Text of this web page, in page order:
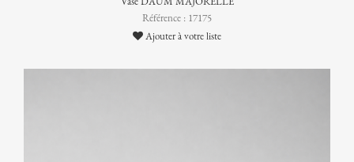
Référence : 17175
Ajouter à votre liste